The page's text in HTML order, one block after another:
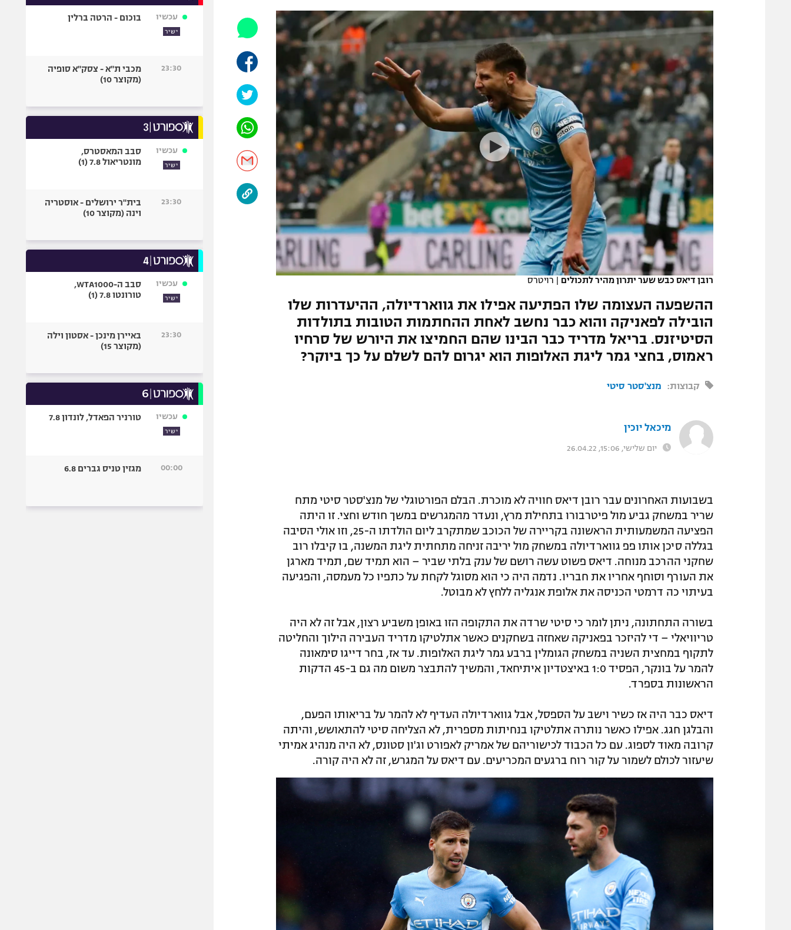
תקנון משתתפים וזוכים בפרסים
תקנון עבור פעילות אלקטרה
תקנון עבור פעילות ספורט 1 – "מרלן"
גיימינג E-Sports
תנאי שימוש
מדיניות פרטיות
תקנון פעילות ספורט 1
רשיון להקרנה פומבית לבית עסק
הצטרפות לחבילת הערוצים
לוח דרושים – ג'ובנט
הפועל תל אביב
הפועל חיפה
הפועל באר שבע
מכבי נתניה
בני יהודה
ליגה סינית
ליגה ברזילאית
ליגות נוספות
פוטבול אמריקאי NFL
בייסבול MLB
אומנויות לחימה
גיימינג E-Sports
רובן דיאס כבש שער יתרון מהיר לתכולים | רויטרס
ההשפעה העצומה שלו הפתיעה אפילו את גווארדיולה, ההיעדרות שלו
הובילה לפאניקה והוא כבר נחשב לאחת ההחתמות הטובות בתולדות
הסיטיזנס. בריאל מדריד כבר הבינו שהם החמיצו את היורש של סרחיו
ראמוס, בחצי גמר ליגת האלופות הוא יגרום להם לשלם על כך ביוקר?
קבוצות: מנצ'סטר סיטי
מיכאל יוכין
יום שלישי, 15:06, 26.04.22
בשבועות האחרונים עבר רובן דיאס חוויה לא מוכרת. הבלם הפורטוגלי של מנצ'סטר סיטי מתח
שריר במשחק גביע מול פיטרבורו בתחילת מרץ, ונעדר מהמגרשים במשך חודש וחצי. זו היתה
הפציעה המשמעותית הראשונה בקריירה של הכוכב שמתקרב ליום הולדתו ה-25, וזו אולי הסיבה
בגללה סיכן אותו פפ גווארדיולה במשחק מול יריבה זניחה מתחתית ליגת המשנה, בו קיבלו רוב
שחקני ההרכב מנוחה. דיאס פשוט עשה רושם של ענק בלתי שביר – הוא תמיד שם, תמיד מארגן
את העורף וסוחף אחריו את חבריו. נדמה היה כי הוא מסוגל לקחת על כתפיו כל מעמסה, והפגיעה
בעיתוי כה דרמטי הכניסה את אלופת אנגליה ללחץ לא מבוטל.
בשורה התחתונה, ניתן לומר כי סיטי שרדה את התקופה הזו באופן משביע רצון, אבל זה לא היה
טריוויאלי – די להיזכר בפאניקה שאחזה בשחקנים כאשר אתלטיקו מדריד העבירה הילוך והחליטה
לתקוף במחצית השניה במשחק הגומלין ברבע גמר ליגת האלופות. עד אז, בחר דייגו סימאונה
להמר על בונקר, הפסיד 1:0 באיצטדיון איתיחאד, והמשיך להתבצר משום מה גם ב-45 הדקות
הראשונות בספרד.
דיאס כבר היה אז כשיר וישב על הספסל, אבל גווארדיולה העדיף לא להמר על בריאותו הפעם,
והבלגן חגג. אפילו כאשר נותרה אתלטיקו בנחיתות מספרית, לא הצליחה סיטי להתאושש, והיתה
קרובה מאוד לספוג. עם כל הכבוד לכישוריהם של אמריק לאפורט וג'ון סטונס, לא היה מנהיג אמיתי
שיעזור לכולם לשמור על קור רוח ברגעים המכריעים. עם דיאס על המגרש, זה לא היה קורה.
עכשיו
ישיר
בוכום - הרטה ברלין
23:30
מכבי ת"א - צסק"א סופיה
(מקוצר 10)
עכשיו
ישיר
סבב המאסטרס,
מונטריאול 7.8 (1)
23:30
בית"ר ירושלים - אוסטריה
וינה (מקוצר 10)
עכשיו
ישיר
סבב ה-WTA1000,
טורונטו 7.8 (1)
23:30
באיירן מינכן - אסטון וילה
(מקוצר 15)
עכשיו
ישיר
טורניר הפאדל, לונדון 7.8
00:00 מגזין טניס גברים 6.8